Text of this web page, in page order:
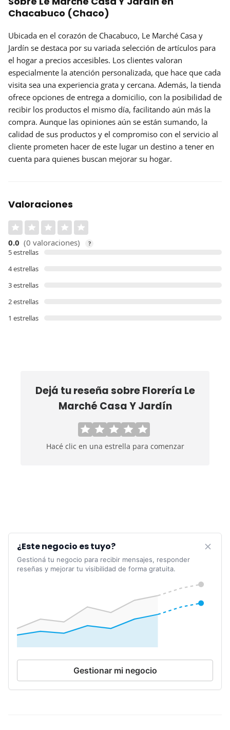
Chacabuco (Chaco)
Ubicada en el corazón de Chacabuco, Le Marché Casa y
Jardín se destaca por su variada selección de artículos para
el hogar a precios accesibles. Los clientes valoran
especialmente la atención personalizada, que hace que cada
visita sea una experiencia grata y cercana. Además, la tienda
ofrece opciones de entrega a domicilio, con la posibilidad de
recibir los productos el mismo día, facilitando aún más la
compra. Aunque las opiniones aún se están sumando, la
calidad de sus productos y el compromiso con el servicio al
cliente prometen hacer de este lugar un destino a tener en
cuenta para quienes buscan mejorar su hogar.
Valoraciones
0.0 (0 valoraciones) ?
5 estrellas
4 estrellas
3 estrellas
2 estrellas
1 estrellas
Dejá tu reseña sobreFlorería Le
Marché Casa Y Jardín
Hacé clic en una estrella para comenzar
¿Este negocio es tuyo?
Gestioná tu negocio para recibir mensajes, responder
reseñas y mejorar tu visibilidad de forma gratuita.
Gestionar mi negocio